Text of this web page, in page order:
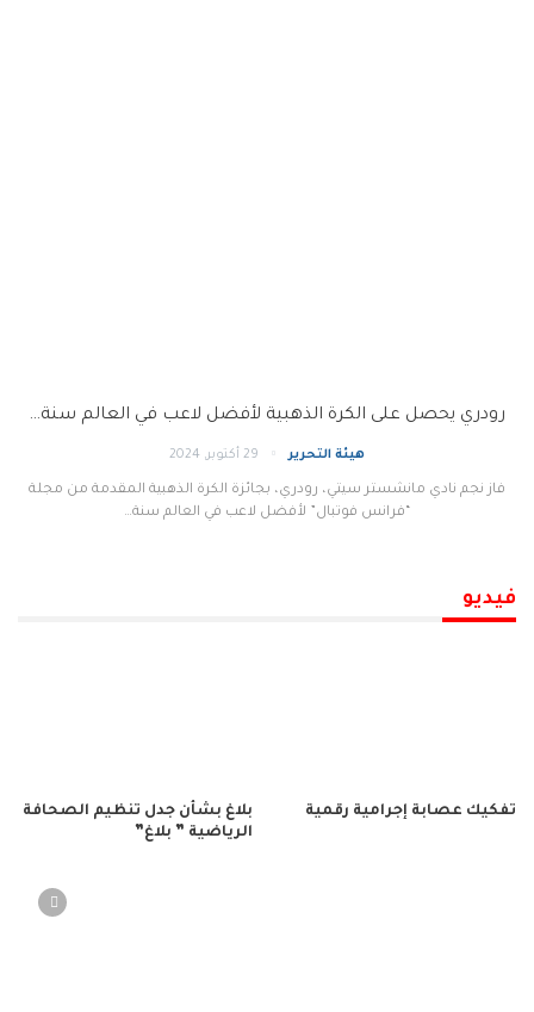
رودري يحصل على الكرة الذهبية لأفضل لاعب في العالم سنة…
هيئة التحرير 29 أكتوبر, 2024
فاز نجم نادي مانشستر سيتي، رودري، بجائزة الكرة الذهبية المقدمة من مجلة
“فرانس فوتبال” لأفضل لاعب في العالم سنة…
فيديو
تفكيك عصابة إجرامية رقمية
بلاغ بشأن جدل تنظيم الصحافة
الرياضية ” بلاغ”